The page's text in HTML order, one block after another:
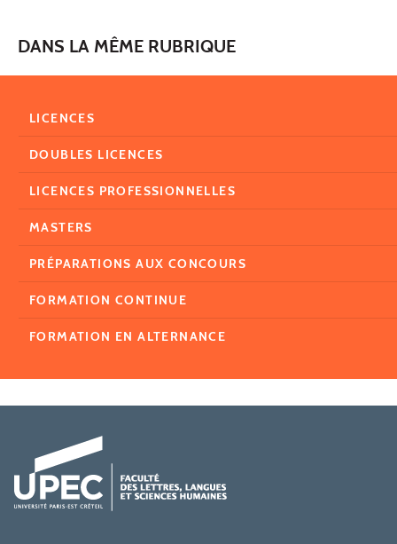
DANS LA MÊME RUBRIQUE
LICENCES
DOUBLES LICENCES
LICENCES PROFESSIONNELLES
MASTERS
PRÉPARATIONS AUX CONCOURS
FORMATION CONTINUE
FORMATION EN ALTERNANCE